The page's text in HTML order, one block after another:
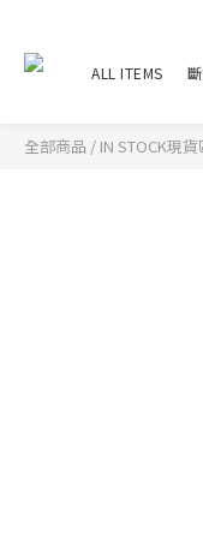
ALL ITEMS
全部商品 / IN STOCK現貨